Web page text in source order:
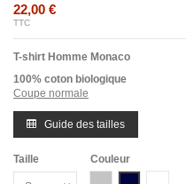
22,00 €
TTC
T-shirt Homme Monaco
100% coton biologique
Coupe normale
Guide des tailles
Taille
Couleur